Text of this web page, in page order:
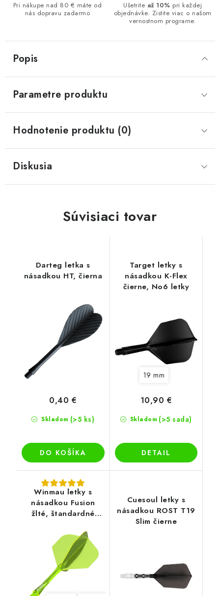
Pri nákupe nad 80 € máte od
nás dopravu zadarmo
Ušetrite až 10% pri každej
objednávke. Zistite viac o našom
vernostnom programe.
Popis
Parametre produktu
Hodnotenie produktu (0)
Diskusia
Súvisiaci tovar
Darteg letka s
násadkou HT, čierna
Skladom (>5 ks)
0,40 €
DO KOŠÍKA
Target letky s
násadkou K-Flex
čierne, No6 letky
19 mm
Skladom (>5 sada)
10,90 €
DETAIL
Winmau letky s
násadkou Fusion
žlté, štandardné
Cuesoul letky s
násadkou ROST T19
Slim čierne